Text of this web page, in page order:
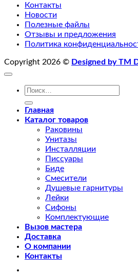
Контакты
Новости
Полезные файлы
Отзывы и предложения
Политика
Copyright 2026 © Designed by TM
Искать:
Главная
Каталог товаров
Раковины
Унитазы
Инсталляции
Писсуары
Биде
Смесители
Душевые гарнитуры
Лейки
Сифоны
Комплектующие
Вызов мастера
Доставка
О компании
Контакты